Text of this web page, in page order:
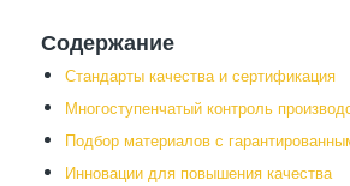
Содержание
Стандарты качества и сертификация
Многоступенчатый контроль
Подбор материалов с
Инновации для повышения качества